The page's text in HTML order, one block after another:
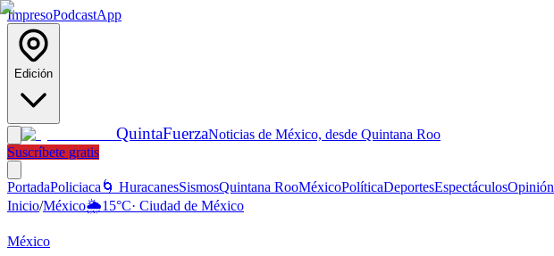
ImpresoPodcastApp
Edición
QuintaFuerzaNoticias de México, desde Quintana Roo
Suscríbete gratis
PortadaPoliciaca 🌀 HuracanesSismosQuintana RooMéxicoPolíticaDeportesEspectáculosOpinión
Inicio/México🌦️15°C· Ciudad de México
México